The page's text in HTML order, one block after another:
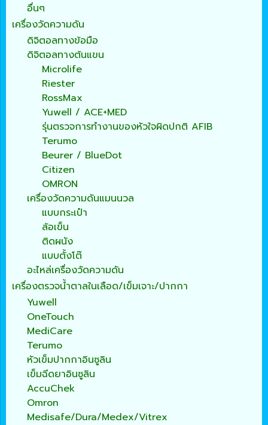
อื่นๆ
เครื่องวัดความดัน
ดิจิตอลทางข้อมือ
ดิจิตอลทางต้นแขน
Microlife
Riester
RossMax
Yuwell / ACE+MED
รุ่นตรวจการทำงานของหัวใจผิดปกติ AFIB
Terumo
Beurer / BlueDot
Citizen
OMRON
เครื่องวัดความดันแมนนวล
แบบกระเป๋า
ล้อเข็น
ติดผนัง
แบบตั้งโต๊
อะไหล่เครื่องวัดความดัน
เครื่องตรวจน้ำตาลในเลือด/เข็มเจาะ/ปากกา
Yuwell
OneTouch
MediCare
Terumo
หัวเข็มปากกาอินซูลิน
เข็มฉีดยาอินซูลิน
AccuChek
Omron
Medisafe/Dura/Medex/Vitrex